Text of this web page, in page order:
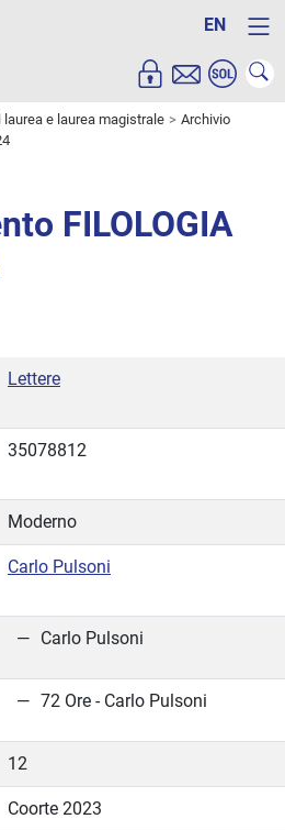
EN
laurea e laurea magistrale
Archivio
FILOLOGIA
Lettere
35078812
Moderno
Carlo Pulsoni
Carlo Pulsoni
72 Ore - Carlo Pulsoni
12
Coorte 2023